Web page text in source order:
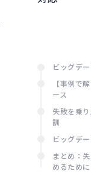
ビッグデ
【事例で
ース
失敗を乗
訓
ビッグデ
まとめ：
めるために